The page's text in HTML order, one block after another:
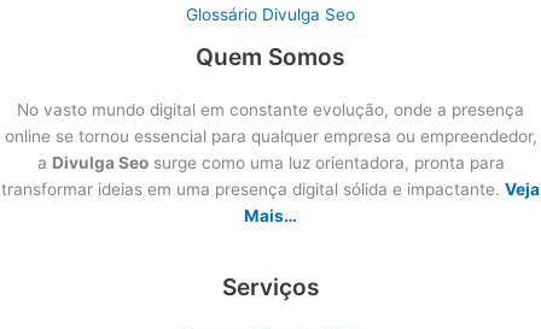
Glossário Divulga Seo
Quem Somos
No vasto mundo digital em constante evolução, onde a presença
online se tornou essencial para qualquer empresa ou empreendedor,
a Divulga Seosurge como uma luz orientadora, pronta para
transformar ideias em uma presença digital sólida e impactante. Veja
Mais…
Serviços